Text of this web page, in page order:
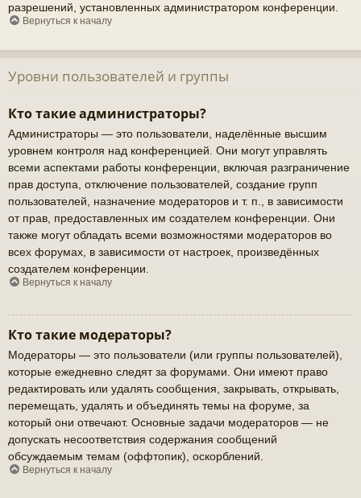
разрешений, установленных администратором конференции.
Вернуться к началу
Уровни пользователей и группы
Кто такие администраторы?
Администраторы — это пользователи, наделённые высшим
уровнем контроля над конференцией. Они могут управлять
всеми аспектами работы конференции, включая разграничение
прав доступа, отключение пользователей, создание групп
пользователей, назначение модераторов и т. п., в зависимости
от прав, предоставленных им создателем конференции. Они
также могут обладать всеми возможностями модераторов во
всех форумах, в зависимости от настроек, произведённых
создателем конференции.
Вернуться к началу
Кто такие модераторы?
Модераторы — это пользователи (или группы пользователей),
которые ежедневно следят за форумами. Они имеют право
редактировать или удалять сообщения, закрывать, открывать,
перемещать, удалять и объединять темы на форуме, за
который они отвечают. Основные задачи модераторов — не
допускать несоответствия содержания сообщений
обсуждаемым темам (оффтопик), оскорблений.
Вернуться к началу